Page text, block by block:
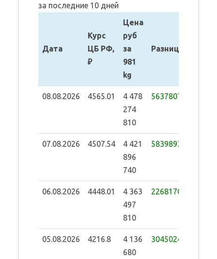
за последние 10 дней
Дата
Курс
ЦБ РФ,
₽
Цена
руб
за
981
kg
Разница
08.08.2026 4565.01
4 478
274
810
56378070
07.08.2026 4507.54
4 421
896
740
58398930
06.08.2026 4448.01
4 363
497
810
226817010
05.08.2026 4216.8
4 136
680
30450240